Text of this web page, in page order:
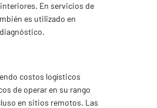
En servicios de
es utilizado en
costos logísticos
de operar en su rango
en sitios remotos. Las